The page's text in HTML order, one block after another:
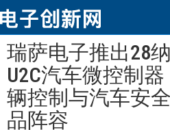
跳转到主要内容
瑞萨电子推出28
U2C汽车微控制
辆控制与汽车安
品阵容